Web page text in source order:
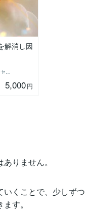
解消し因
蒼炎スピリチュアルカウンセラー
5,000円
りません。
いくことで、少しずつ
す。